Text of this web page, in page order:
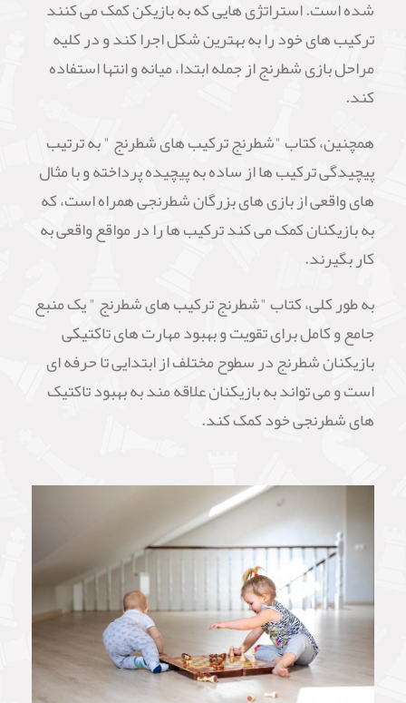
شده است. استراتژی هایی که به بازیکن کمک می کنند
ترکیب های خود را به بهترین شکل اجرا کند و در کلیه
مراحل بازی شطرنج از جمله ابتدا، میانه و انتها استفاده
کند.
همچنین، کتاب "شطرنج ترکیب های شطرنج " به ترتیب
پیچیدگی ترکیب ها از ساده به پیچیده پرداخته و با مثال
های واقعی از بازی های بزرگان شطرنجی همراه است، که
به بازیکنان کمک می کند ترکیب ها را در مواقع واقعی به
کار بگیرند.
به طور کلی، کتاب "شطرنج ترکیب های شطرنج " یک منبع
جامع و کامل برای تقویت و بهبود مهارت های تاکتیکی
بازیکنان شطرنج در سطوح مختلف از ابتدایی تا حرفه ای
است و می تواند به بازیکنان علاقه مند به بهبود تاکتیک
های شطرنجی خود کمک کند.